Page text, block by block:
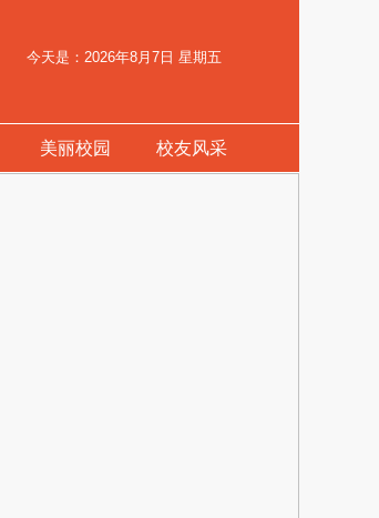
今天是：2026年8月7日 星期五
美丽校园 校友风采